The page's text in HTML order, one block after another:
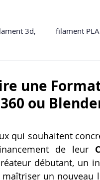
3d, filament
3D professionelle
SCANNER 3D
3D en ligne.
une
ou
qui souhaitent
de leur
débutant, un